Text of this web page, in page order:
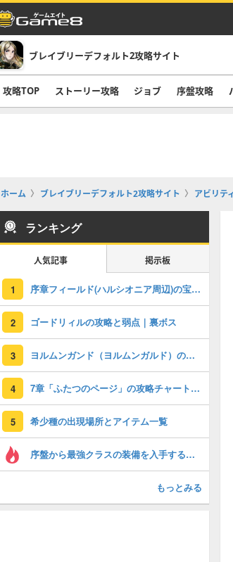
ブレイブリーデフォルト2攻略サイト
攻略TOP ストーリー攻略 ジョブ 序盤攻略
ホーム ブレイブリーデフォルト2攻略サイト アビリテ
ランキング
人気記事 掲示板
1 序章フィールド(ハルシオニア周辺)の宝箱の場所とマップ
2 ゴードリィルの攻略と弱点｜裏ボス
3 ヨルムンガンド（ヨルムンガルド）の攻略と出現場所｜希少種
4 7章「ふたつのページ」の攻略チャート｜ストーリー
5 希少種の出現場所とアイテム一覧
序盤から最強クラスの装備を入手する方法
もっとみる